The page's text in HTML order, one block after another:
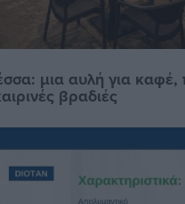
μια αυλή για καφέ,
βραδιές